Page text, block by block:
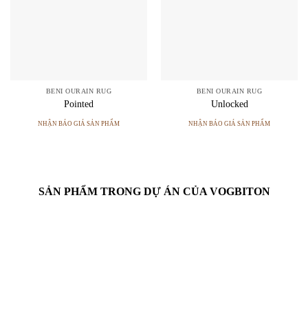
BENI OURAIN RUG
Pointed
NHẬN BÁO GIÁ SẢN PHẨM
BENI OURAIN RUG
Unlocked
NHẬN BÁO GIÁ SẢN PHẨM
SẢN PHẨM TRONG DỰ ÁN CỦA VOGBITON